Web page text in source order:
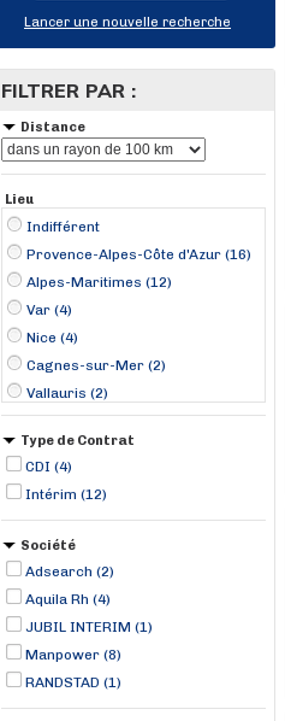
Lancer une nouvelle recherche
FILTRER PAR :
Distance
Lieu
Indifférent
Provence-Alpes-Côte d'Azur (16)
Alpes-Maritimes (12)
Var (4)
Nice (4)
Cagnes-sur-Mer (2)
Vallauris (2)
Antibes (1)
Cannes (1)
Grasse (1)
Grimaud (1)
Type de Contrat
CDI (4)
Intérim (12)
Société
Adsearch (2)
Aquila Rh (4)
JUBIL INTERIM (1)
Manpower (8)
RANDSTAD (1)